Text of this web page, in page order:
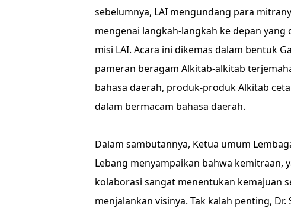
sebelumnya, LAI mengundang para
mengenai langkah-langkah ke depan
misi LAI. Acara ini dikemas dalam bentuk
pameran beragam Alkitab-alkitab
bahasa daerah, produk-produk Alkitab
dalam bermacam bahasa daerah.
Dalam sambutannya, Ketua umum
Lebang menyampaikan bahwa kemitraan,
kolaborasi sangat menentukan kemajuan
menjalankan visinya. Tak kalah penting,